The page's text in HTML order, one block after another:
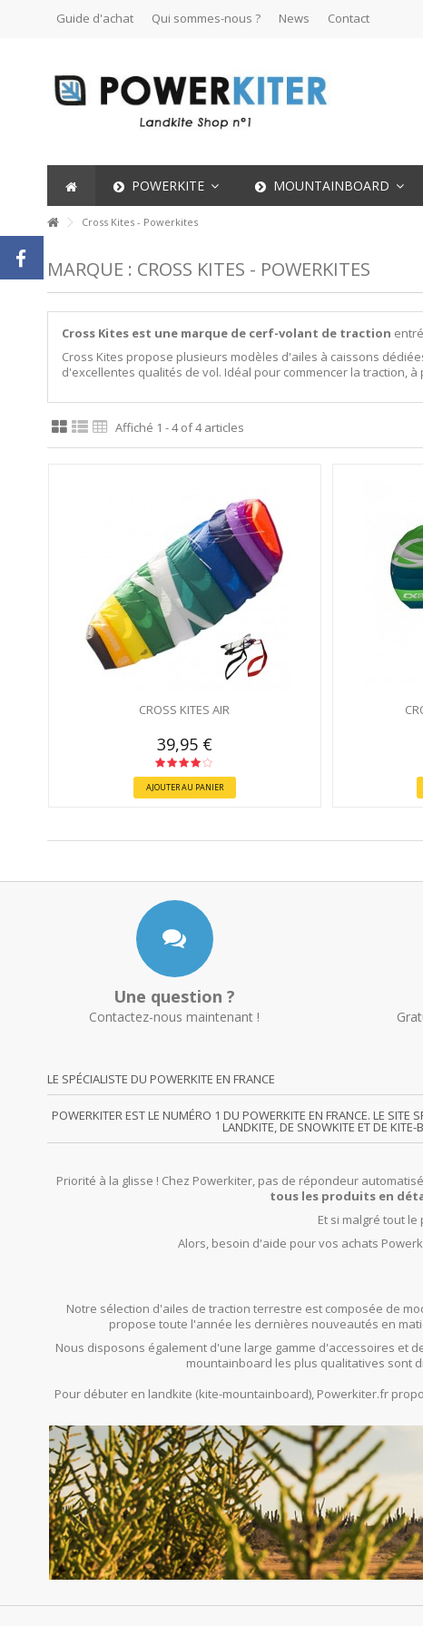
Guide d'achat Qui sommes-nous ? News Contact
POWERKITE MOUNTAINBOARD
Cross Kites - Powerkites
MARQUE : CROSS KITES - POWERKITES
Cross Kites est une marque de cerf-volant de traction
Cross Kites propose plusieurs modèles d'ailes à caissons
d'excellentes qualités de vol. Idéal pour commencer la traction,
Affiché 1 - 4 of 4 articles
CROSS KITES AIR
39,95 €
AJOUTER AU PANIER
Une question ?
Contactez-nous maintenant !
LE SPÉCIALISTE DU POWERKITE EN FRANCE
POWERKITER EST LE NUMÉRO 1 DU POWERKITE EN FRANCE. LE
LANDKITE, DE SNOWKITE ET DE KITE-
Priorité à la glisse ! Chez Powerkiter, pas de répondeur
tous les produits en
Et si malgré tout
Alors, besoin d'aide pour vos achats
Notre sélection d'ailes de traction terrestre est composée de
propose toute l'année les dernières nouveautés en
Nous disposons également d'une large gamme d'accessoires et
mountainboard les plus qualitatives sont
Pour débuter en landkite (kite-mountainboard), Powerkiter.fr